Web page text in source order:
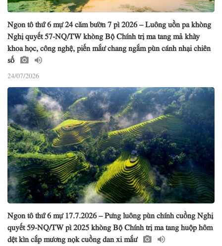
Ngon tô thứ 6 mự 24 căm bườn 7 pì 2026 – Luông uồn pa khòng
Nghị quyết 57-NQ/TW khòng Bộ Chính trị ma tang mả khày
khoa học, công nghệ, piến mắư chang ngắm pùn cánh nhại chiên
số
24/07/2026
Ngon tô thứ 6 mự 17.7.2026 – Pưng luông pùn chính cuồng Nghị
quyết 59-NQ/TW pì 2025 khòng Bộ Chính trị ma tang huộp hôm
dệt kìn cắp mương nọk cuồng dan xi mắư